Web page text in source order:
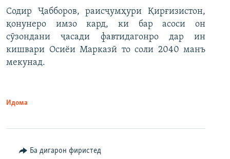
Содир Ҷабборов, раисҷумҳури Қирғизистон,
қонунеро имзо кард, ки бар асоси он
сӯзондани ҷасади фавтидагонро дар ин
кишвари Осиёи Марказӣ то соли 2040 манъ
мекунад.
Идома
Ба дигарон фиристед